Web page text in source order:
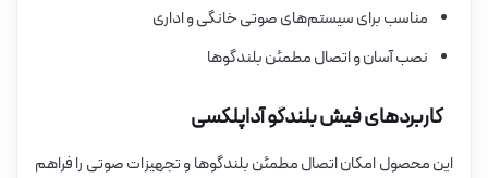
مناسب برای سیستم‌های صوتی خانگی و اداری
نصب آسان و اتصال مطمئن بلندگوها
کاربردهای فیش بلندگو آداپلکسی
این محصول امکان اتصال مطمئن بلندگوها و تجهیزات صوتی را فراهم